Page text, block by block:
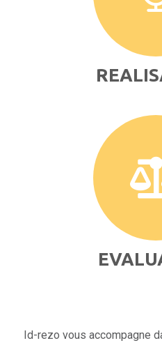
Id-rezo vous accompagne